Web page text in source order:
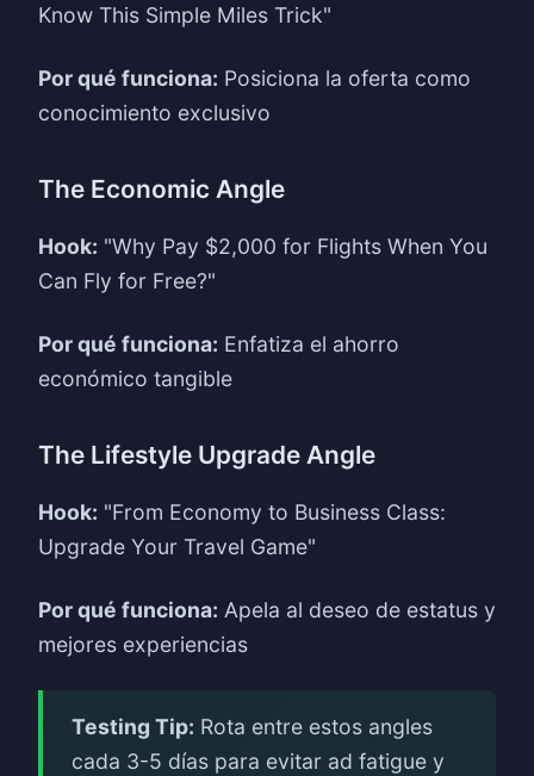
Know This Simple Miles Trick"
Por qué funciona: Posiciona la oferta como
conocimiento exclusivo
The Economic Angle
Hook: "Why Pay $2,000 for Flights When You
Can Fly for Free?"
Por qué funciona: Enfatiza el ahorro
económico tangible
The Lifestyle Upgrade Angle
Hook: "From Economy to Business Class:
Upgrade Your Travel Game"
Por qué funciona: Apela al deseo de estatus y
mejores experiencias
Testing Tip: Rota entre estos angles
cada 3-5 días para evitar ad fatigue y